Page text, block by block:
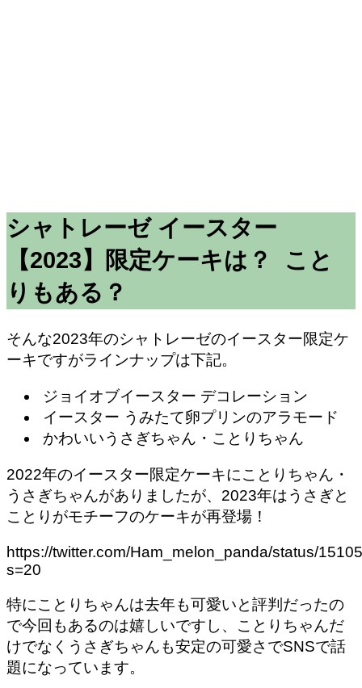
シャトレーゼ イースター
【2023】限定ケーキは？ こと
りもある？
そんな2023年のシャトレーゼのイースター限定ケ
ーキですがラインナップは下記。
ジョイオブイースター デコレーション
イースター うみたて卵プリンのアラモード
かわいいうさぎちゃん・ことりちゃん
2022年のイースター限定ケーキにことりちゃん・
うさぎちゃんがありましたが、2023年はうさぎと
ことりがモチーフのケーキが再登場！
https://twitter.com/Ham_melon_panda/status/
s=20
特にことりちゃんは去年も可愛いと評判だったの
で今回もあるのは嬉しいですし、ことりちゃんだ
けでなくうさぎちゃんも安定の可愛さでSNSで話
題になっています。